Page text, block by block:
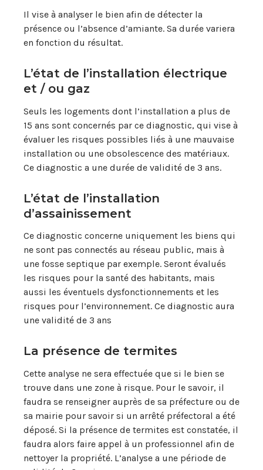
Il vise à analyser le bien afin de détecter la
présence ou l’absence d’amiante. Sa durée variera
en fonction du résultat.
L’état de l’installation électrique
et / ou gaz
Seuls les logements dont l’installation a plus de
15 ans sont concernés par ce diagnostic, qui vise à
évaluer les risques possibles liés à une mauvaise
installation ou une obsolescence des matériaux.
Ce diagnostic a une durée de validité de 3 ans.
L’état de l’installation
d’assainissement
Ce diagnostic concerne uniquement les biens qui
ne sont pas connectés au réseau public, mais à
une fosse septique par exemple. Seront évalués
les risques pour la santé des habitants, mais
aussi les éventuels dysfonctionnements et les
risques pour l’environnement. Ce diagnostic aura
une validité de 3 ans
La présence de termites
Cette analyse ne sera effectuée que si le bien se
trouve dans une zone à risque. Pour le savoir, il
faudra se renseigner auprès de sa préfecture ou de
sa mairie pour savoir si un arrêté préfectoral a été
déposé. Si la présence de termites est constatée, il
faudra alors faire appel à un professionnel afin de
nettoyer la propriété. L’analyse a une période de